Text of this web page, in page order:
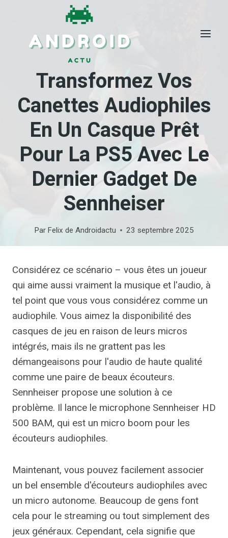
Transformez Vos
Canettes Audiophiles
En Un Casque Prêt
Pour La PS5 Avec Le
Dernier Gadget De
Sennheiser
Par Felix de Androidactu 23 septembre 2025
Considérez ce scénario – vous êtes un joueur
qui aime aussi vraiment la musique et l'audio, à
tel point que vous vous considérez comme un
audiophile. Vous aimez la disponibilité des
casques de jeu en raison de leurs micros
intégrés, mais ils ne grattent pas les
démangeaisons pour l'audio de haute qualité
comme une paire de beaux écouteurs.
Sennheiser propose une solution à ce
problème. Il lance le microphone Sennheiser HD
500 BAM, qui est un micro boom pour les
écouteurs audiophiles.
Maintenant, vous pouvez facilement associer
un bel ensemble d'écouteurs audiophiles avec
un micro autonome. Beaucoup de gens font
cela pour le streaming ou tout simplement des
jeux généraux. Cependant, cela signifie que